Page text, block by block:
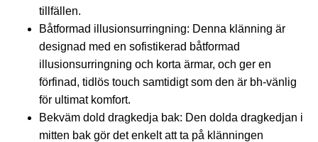
tillfällen.
Båtformad illusionsurringning: Denna klänning är
designad med en sofistikerad båtformad
illusionsurringning och korta ärmar, och ger en
förfinad, tidlös touch samtidigt som den är bh-vänlig
för ultimat komfort.
Bekväm dold dragkedja bak: Den dolda dragkedjan i
mitten bak gör det enkelt att ta på klänningen